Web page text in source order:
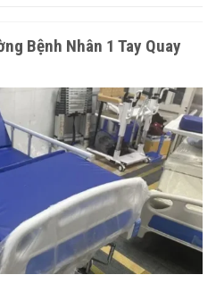
Bệnh Nhân 1 Tay Quay